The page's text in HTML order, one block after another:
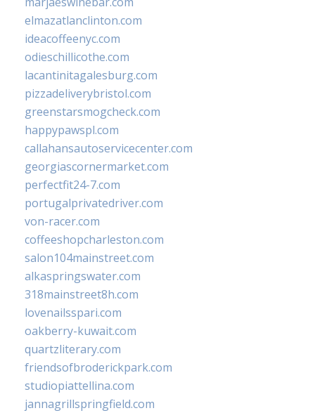
elmazatlanclinton.com
ideacoffeenyc.com
odieschillicothe.com
lacantinitagalesburg.com
pizzadeliverybristol.com
greenstarsmogcheck.com
happypawspl.com
callahansautoservicecenter.com
georgiascornermarket.com
perfectfit24-7.com
portugalprivatedriver.com
von-racer.com
coffeeshopcharleston.com
salon104mainstreet.com
alkaspringswater.com
318mainstreet8h.com
lovenailsspari.com
oakberry-kuwait.com
quartzliterary.com
friendsofbroderickpark.com
studiopiattellina.com
jannagrillspringfield.com